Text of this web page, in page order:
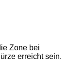
Zone bei
erreicht sein.